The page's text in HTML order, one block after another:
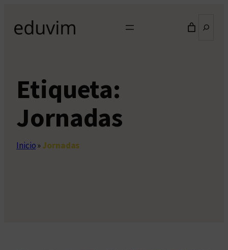
contenido
Etiqueta:
Jornadas
Inicio»Jornadas